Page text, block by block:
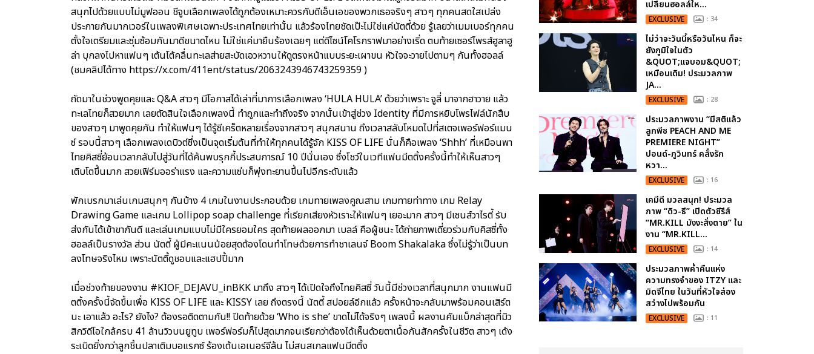
สนุกไปด้วยแบบไม่มูฟออน ชีจูบเลือกเพลงได้ถูกต้องเหมาะควรกับดีเอ็นเอของพวกเธอจริงๆ สาวๆ ทุกคนสดใสเปล่ง
ประกายกันมากเวอร์ในเพลงพิเศษเฉพาะประเทศไทยเท่านั้น แล้วร้องไทยชัดเป๊ะไม่ใช่แค่นัตตี้ด้วย รู้เลยว่าเมมเบอร์ทุกคน
ตั้งใจเตรียมและซุ่มซ้อมกันมาดีขนาดไหน ไม่ใช่แค่มายืนร้องเฉยๆ แต่ดีไซน์โคโรกราฟมาอย่างเริ่ด ตบท้ายเซอร์ไพรส์ฮูลาฮู
ล่า บุกลงไปหาแฟนๆ เต้นโต้คลื่นทะเลส่ายสะบัดเอวหวานให้ดูตรงหน้าแบบระยะเผาขน หัวใจจะวายไปตามๆ กันทั้งฮอลล์
(ชมคลิปได้ทาง https://x.com/411ent/status/2063243946743259359 )
ถัดมาในช่วงพูดคุยและ Q&A สาวๆ มีโอกาสได้เล่าที่มาการเลือกเพลง ‘HULA HULA’ ด้วยว่าเพราะ จูลี่ มาจากฮาวาย แล้ว
ทะเลไทยก็สวยมาก เลยตัดสินใจเลือกเพลงนี้ ทำถูกและทำถึงจริง จากนั้นเข้าสู่ช่วง Identity ที่มีการหยิบโพรไฟล์นักสืบ
ของสาวๆ มาพูดคุยกัน ทำให้แฟนๆ ได้รู้ซีเคร็ตหลายเรื่องจากสาวๆ สนุกสนาน ถึงเวลาสลับโหมดไปที่สเตจเพอร์ฟอร์แมน
ซ์ รอบนี้สาวๆ เลือกเพลงเดบิวต์ซึ่งเป็นจุดเริ่มต้นที่ทำให้ทุกคนได้รู้จัก KISS OF LIFE นั่นก็คือเพลง ‘Shhh’ ที่เหมือนพา
ไทยคิสซี่ย้อนเวลากลับไปสู่วันที่ได้ค้นพบรุกกี้ประสบการณ์ 10 ปีนั่นเอง ซึ่งโชว์ในเวทีแฟนมีตติ้งครั้งนี้ทำให้เห็นสาวๆ
เติบโตขึ้นมาก สวยเฟิร์มออร่าแรง และความแซ่บก็พุ่งทะยานขึ้นไปอีกระดับแล้ว
พักเบรกมาเล่นเกมสนุกๆ กันบ้าง 4 เกมในงานประกอบด้วย เกมทายเพลงคูณสาม เกมทายท่าทาง เกม Relay
Drawing Game และเกม Lollipop soap challenge ที่เรียกเสียงหัวเราะให้แฟนๆ เยอะมาก สาวๆ มีเซนส์วาไรตี้ รับ
ส่งกันได้เข้าขากันดี และเล่นเกมแบบไม่มีใครยอมใคร สุดท้ายผลออกมา เบลล์ คือผู้ชนะ ได้ถ่ายภาพเดี่ยวร่วมกับคิสซี่ทั้ง
ฮอลล์เป็นรางวัล ส่วน นัตตี้ ผู้มีคะแนนน้อยสุดต้องโดนทำโทษด้วยการทำชาเลนจ์ Boom Shakalaka ซึ่งไม่รู้ว่าเป็นบท
ลงโทษจริงไหม เพราะนัตตี้ดูชอบและแฮปปี้มาก
เมื่อช่วงท้ายของงาน #KIOF_DEJAVU_inBKK มาถึง สาวๆ ได้เปิดใจถึงไทยคิสซี่ วันนี้มีช่วงเวลาที่สนุกมาก งานแฟนมี
ตติ้งครั้งนี้จัดขึ้นเพื่อ KISS OF LIFE และ KISSY เลย ถึงตรงนี้ นัตตี้ สปอยล์อีกแล้ว ครั้งหน้าจะกลับมาพร้อมคอนเสิร์ต
นะ เอาแล้ว อะไร? ยังไง? ต้องรอติดตามกัน!! ปิดท้ายด้วย ‘Who is she’ ขาดไม่ได้จริงๆ เพลงนี้ ผลงานคัมแบ็กล่าสุดที่มิว
สิกวิดีโอใกล้ครบ 41 ล้านวิวบนยูทูบ เพอร์ฟอร์มก็ไปสุดมากจนเรียกว่าต้องได้เห็นด้วยตาเนื้อกันสักครั้งในชีวิต สาวๆ เด้ง
ระเบิดยิ่งกว่าลูกชิ้นปลาเติมบอแรกซ์ ร้องเต้นเอเนอร์จีล้น ไม่สนสเกลแฟนมีตติ้ง
เปลี่ยนฮอลล์ให...
EXCLUSIVE : 34
ไม่ว่าจะวันนี้หรือวันไหน ก็จะ
ยังภูมิใจในตัว
&QUOT;แจบอม&QUOT;
เหมือนเดิม! ประมวลภาพ
JA...
EXCLUSIVE : 28
ประมวลภาพงาน “มีสติแล้ว
ลูกพีช PEACH AND ME
PREMIERE NIGHT”
ปอนด์-ภูวินทร์ คลั่งรัก
หวา...
EXCLUSIVE : 16
เคมีดี มวลสนุก! ประมวล
ภาพ “ดิว-ธี” เปิดตัวซีรีส์
“MR.KILL มังงะสั่งตาย” ใน
งาน “MR.KILL...
EXCLUSIVE : 14
ประมวลภาพค่ำคืนแห่ง
ความทรงจำของ ITZY และ
มิดจีไทย ในวันที่หัวใจส่อง
สว่างไปพร้อมกัน
EXCLUSIVE : 11